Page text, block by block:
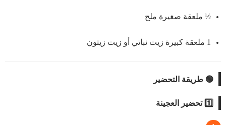
½ ملعقة صغيرة ملح
1 ملعقة كبيرة زيت نباتي أو زيت زيتون
🟢 طريقة التحضير
1️⃣ تحضير العجينة